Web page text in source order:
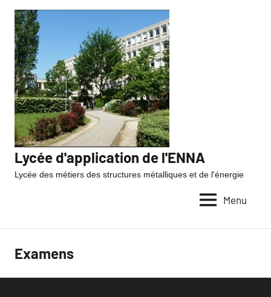
Lycée d'application de l'ENNA
Lycée des métiers des structures métalliques et de l'énergie
Menu
Examens